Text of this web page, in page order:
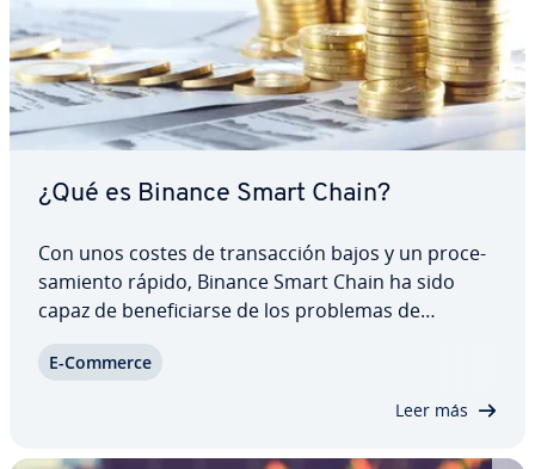
¿Qué es Binance Smart Chain?
Con unos costes de tra­n­sac­ción bajos y un pro­ce­
sa­mie­n­to rápido, Binance Smart Chain ha sido
capaz de be­ne­fi­ciar­se de los problemas de
usuarios. Te ex­pli­ca­mos cómo funciona BSC, qué
E-Commerce
Leer más